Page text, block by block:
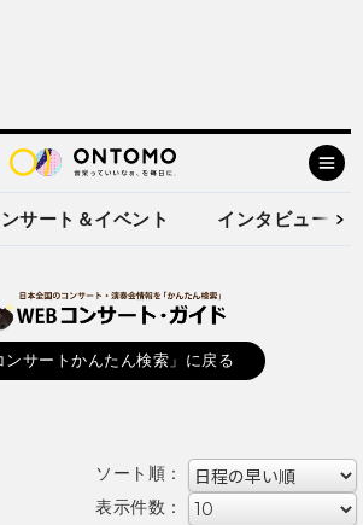
サート＆イベント インタビュー
サートかんたん検索」に戻る
ソート順：
表示件数：